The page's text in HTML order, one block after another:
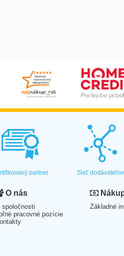
partner Sieť dodávateľov
O nás
spoločnosti
pracovné pozície
Základné